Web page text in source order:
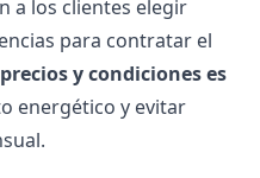
a los clientes elegir
para contratar el
y condiciones es
energético y evitar